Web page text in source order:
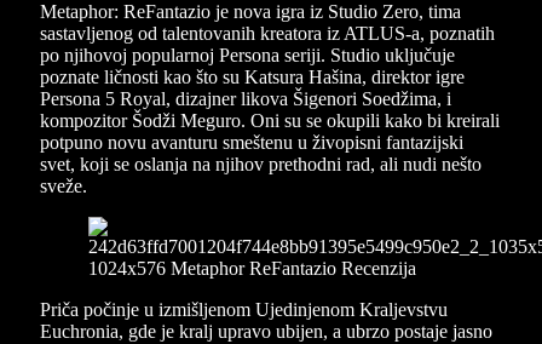
Metaphor: ReFantazio je nova igra iz Studio Zero, tima
sastavljenog od talentovanih kreatora iz ATLUS-a, poznatih
po njihovoj popularnoj Persona seriji. Studio uključuje
poznate ličnosti kao što su Katsura Hašina, direktor igre
Persona 5 Royal, dizajner likova Šigenori Soedžima, i
kompozitor Šodži Meguro. Oni su se okupili kako bi kreirali
potpuno novu avanturu smeštenu u živopisni fantazijski
svet, koji se oslanja na njihov prethodni rad, ali nudi nešto
sveže.
Priča počinje u izmišljenom Ujedinjenom Kraljevstvu
Euchronia, gde je kralj upravo ubijen, a ubrzo postaje jasno